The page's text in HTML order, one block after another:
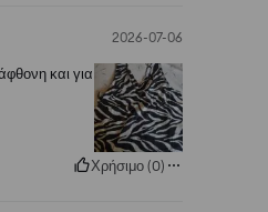
2026-07-06
και για
Χρήσιμο(0)